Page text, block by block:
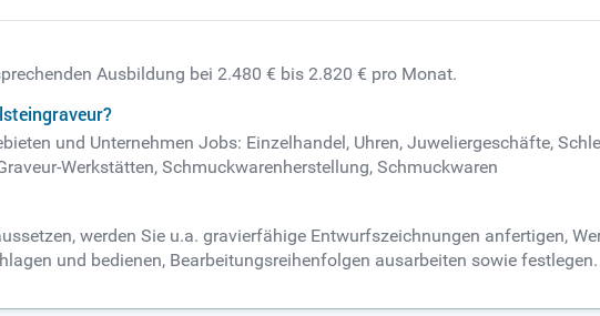
Ausbildung bei 2.480 € bis 2.820 € pro Monat.
und Unternehmen Jobs: Einzelhandel, Uhren, Juweliergeschäfte,
Werkstätten, Schmuckwarenherstellung, Schmuckwaren
werden Sie u.a. gravierfähige Entwurfszeichnungen anfertigen,
und bedienen, Bearbeitungsreihenfolgen ausarbeiten sowie festlegen.